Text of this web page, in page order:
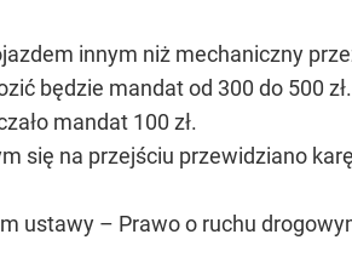
innym niż mechaniczny
będzie mandat od 300 do 500 zł.
mandat 100 zł.
się na przejściu przewidziano
ustawy – Prawo o ruchu